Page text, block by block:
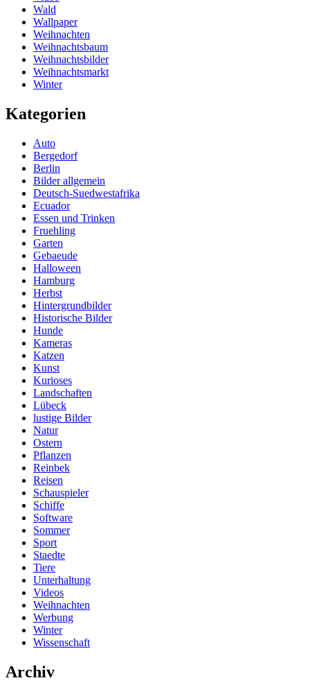
Wald
Wallpaper
Weihnachten
Weihnachtsbaum
Weihnachtsbilder
Weihnachtsmarkt
Winter
Kategorien
Auto
Bergedorf
Berlin
Bilder allgemein
Deutsch-Suedwestafrika
Ecuador
Essen und Trinken
Fruehling
Garten
Gebaeude
Halloween
Hamburg
Herbst
Hintergrundbilder
Historische Bilder
Hunde
Kameras
Katzen
Kunst
Kurioses
Landschaften
Lübeck
lustige Bilder
Natur
Ostern
Pflanzen
Reinbek
Reisen
Schauspieler
Schiffe
Software
Sommer
Sport
Staedte
Tiere
Unterhaltung
Videos
Weihnachten
Werbung
Winter
Wissenschaft
Archiv